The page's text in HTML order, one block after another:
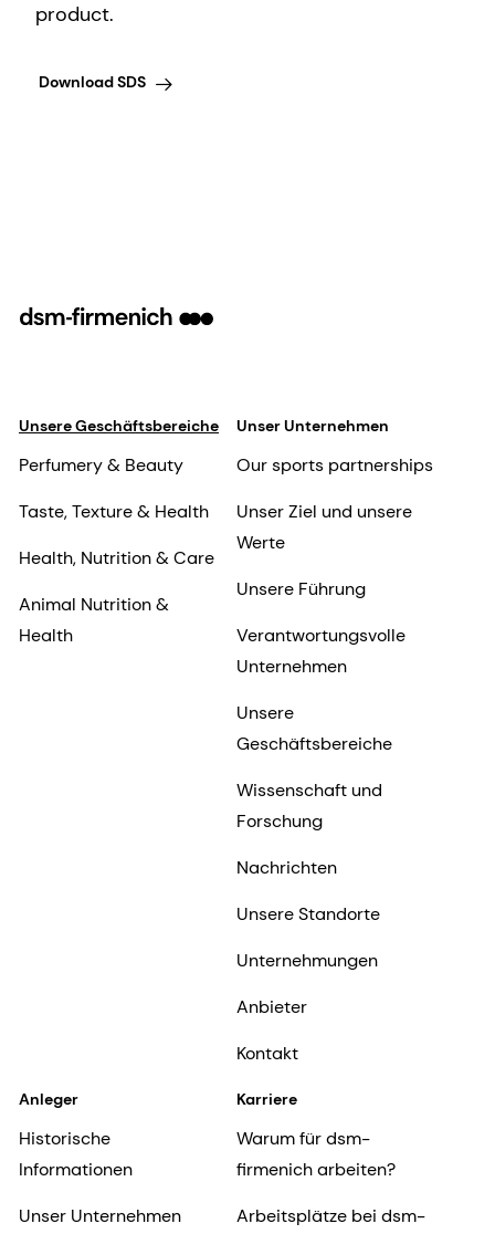
product.
Download SDS
Unsere Geschäftsbereiche
Perfumery & Beauty
Taste, Texture & Health
Health, Nutrition & Care
Animal Nutrition &
Health
Unser Unternehmen
Our sports partnerships
Unser Ziel und unsere
Werte
Unsere Führung
Verantwortungsvolle
Unternehmen
Unsere
Geschäftsbereiche
Wissenschaft und
Forschung
Nachrichten
Unsere Standorte
Unternehmungen
Anbieter
Kontakt
Anleger
Historische
Informationen
Unser Unternehmen
Karriere
Warum für dsm-
firmenich arbeiten?
Arbeitsplätze bei dsm-